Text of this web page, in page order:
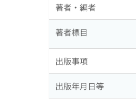
著者・編者
著者標目
出版事項
出版年月日等